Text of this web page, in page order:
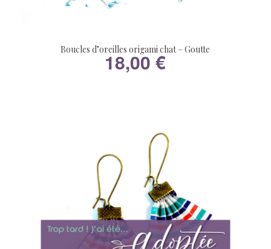
Boucles d’oreilles origami chat – Goutte
18,00€